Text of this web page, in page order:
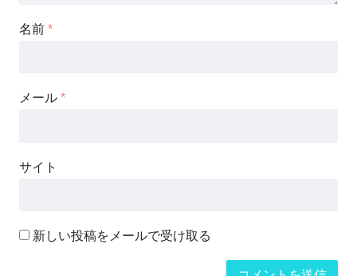
名前 *
メール *
サイト
新しい投稿をメールで受け取る